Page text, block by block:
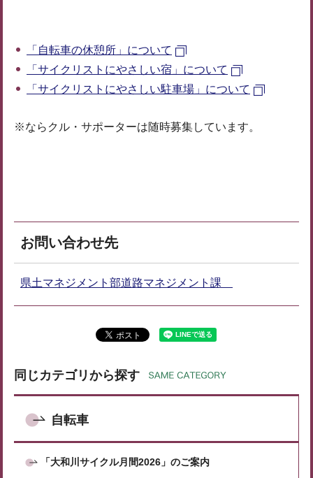
「自転車の休憩所」について
「サイクリストにやさしい宿」について
「サイクリストにやさしい駐車場」について
※ならクル・サポーターは随時募集しています。
お問い合わせ先
県土マネジメント部道路マネジメント課
同じカテゴリから探す
自転車
「大和川サイクル月間2026」のご案内